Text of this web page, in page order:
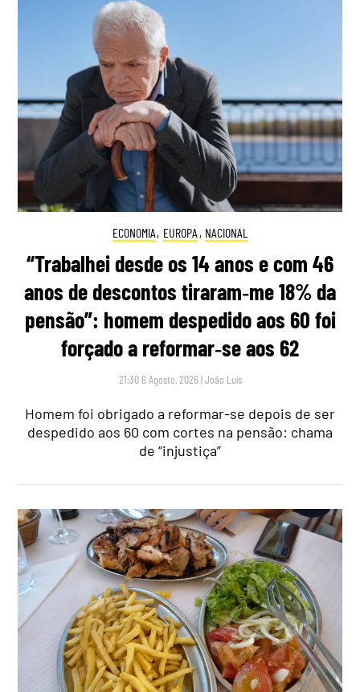
ECONOMIA, EUROPA , NACIONAL
“Trabalhei desde os 14 anos e com 46
anos de descontos tiraram‑me 18% da
pensão”: homem despedido aos 60 foi
forçado a reformar‑se aos 62
21:30 6 Agosto, 2026 |João Luís
Homem foi obrigado a reformar-se depois de ser
despedido aos 60 com cortes na pensão: chama
de “injustiça”